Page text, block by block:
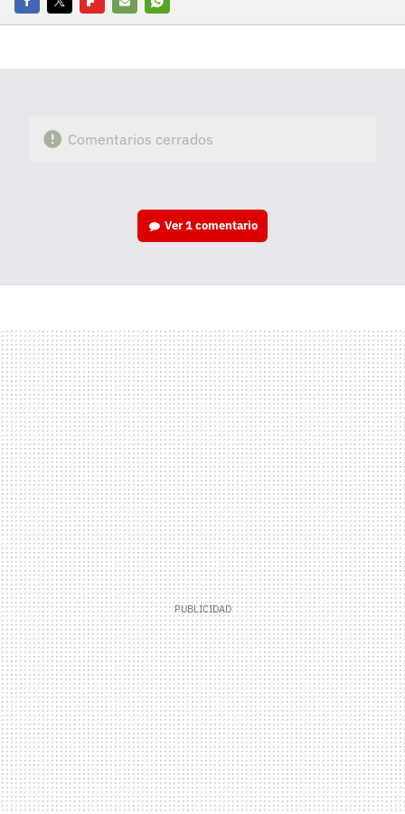
FacebookTwitterFlipboard
E-
Whatsapp
Comentarios cerrados
Ver1 comentario